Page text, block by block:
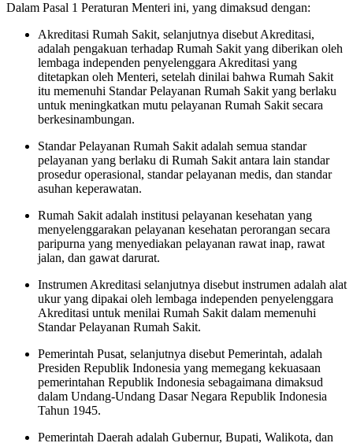
Dalam Pasal 1 Peraturan Menteri ini, yang dimaksud dengan:
Akreditasi Rumah Sakit, selanjutnya disebut Akreditasi,
adalah pengakuan terhadap Rumah Sakit yang diberikan oleh
lembaga independen penyelenggara Akreditasi yang
ditetapkan oleh Menteri, setelah dinilai bahwa Rumah Sakit
itu memenuhi Standar Pelayanan Rumah Sakit yang berlaku
untuk meningkatkan mutu pelayanan Rumah Sakit secara
berkesinambungan.
Standar Pelayanan Rumah Sakit adalah semua standar
pelayanan yang berlaku di Rumah Sakit antara lain standar
prosedur operasional, standar pelayanan medis, dan standar
asuhan keperawatan.
Rumah Sakit adalah institusi pelayanan kesehatan yang
menyelenggarakan pelayanan kesehatan perorangan secara
paripurna yang menyediakan pelayanan rawat inap, rawat
jalan, dan gawat darurat.
Instrumen Akreditasi selanjutnya disebut instrumen adalah alat
ukur yang dipakai oleh lembaga independen penyelenggara
Akreditasi untuk menilai Rumah Sakit dalam memenuhi
Standar Pelayanan Rumah Sakit.
Pemerintah Pusat, selanjutnya disebut Pemerintah, adalah
Presiden Republik Indonesia yang memegang kekuasaan
pemerintahan Republik Indonesia sebagaimana dimaksud
dalam Undang-Undang Dasar Negara Republik Indonesia
Tahun 1945.
Pemerintah Daerah adalah Gubernur, Bupati, Walikota, dan